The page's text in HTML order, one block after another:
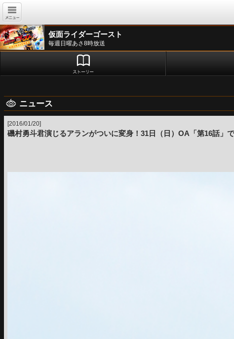
仮面ライダーゴースト
毎週日曜あさ8時放送
ニュース
[2016/01/20]
磯村勇斗君演じるアランがついに変身！31日（日）OA「第16話」